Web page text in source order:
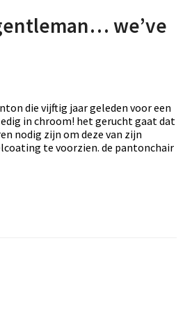
we’ve
die vijftig jaar geleden voor een
in chroom! het gerucht gaat dat
nodig zijn om deze van zijn
te voorzien. de pantonchair